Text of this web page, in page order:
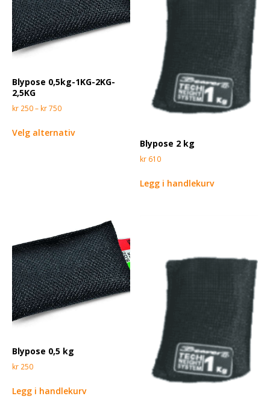
Blypose 0,5kg-1KG-2KG-
2,5KG
kr 250– kr750
Velg alternativ
Blypose 2 kg
kr 610
Legg i handlekurv
Blypose 0,5 kg
kr 250
Legg i handlekurv